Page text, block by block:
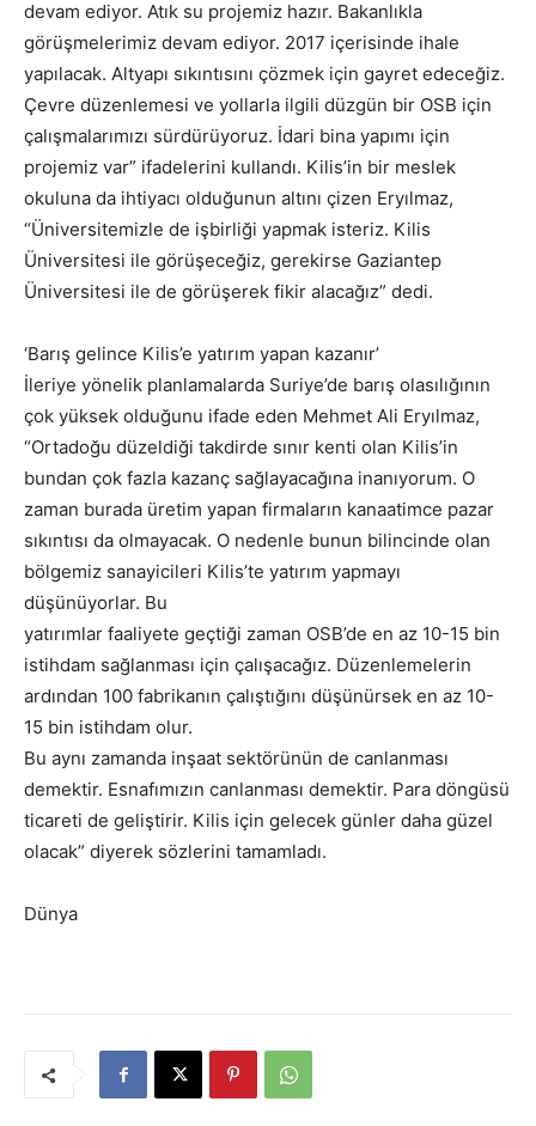
devam ediyor. Atık su projemiz hazır. Bakanlıkla
görüşmelerimiz devam ediyor. 2017 içerisinde ihale
yapılacak. Altyapı sıkıntısını çözmek için gayret edeceğiz.
Çevre düzenlemesi ve yollarla ilgili düzgün bir OSB için
çalışmalarımızı sürdürüyoruz. İdari bina yapımı için
projemiz var” ifadelerini kullandı. Kilis’in bir meslek
okuluna da ihtiyacı olduğunun altını çizen Eryılmaz,
“Üniversitemizle de işbirliği yapmak isteriz. Kilis
Üniversitesi ile görüşeceğiz, gerekirse Gaziantep
Üniversitesi ile de görüşerek fikir alacağız” dedi.
‘Barış gelince Kilis’e yatırım yapan kazanır’
İleriye yönelik planlamalarda Suriye’de barış olasılığının
çok yüksek olduğunu ifade eden Mehmet Ali Eryılmaz,
“Ortadoğu düzeldiği takdirde sınır kenti olan Kilis’in
bundan çok fazla kazanç sağlayacağına inanıyorum. O
zaman burada üretim yapan firmaların kanaatimce pazar
sıkıntısı da olmayacak. O nedenle bunun bilincinde olan
bölgemiz sanayicileri Kilis’te yatırım yapmayı
düşünüyorlar. Bu
yatırımlar faaliyete geçtiği zaman OSB’de en az 10-15 bin
istihdam sağlanması için çalışacağız. Düzenlemelerin
ardından 100 fabrikanın çalıştığını düşünürsek en az 10-
15 bin istihdam olur.
Bu aynı zamanda inşaat sektörünün de canlanması
demektir. Esnafımızın canlanması demektir. Para döngüsü
ticareti de geliştirir. Kilis için gelecek günler daha güzel
olacak” diyerek sözlerini tamamladı.
Dünya